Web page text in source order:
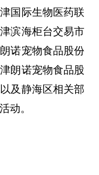
国际生物医药联
滨海柜台交易市
诺宠物食品股份
朗诺宠物食品股
及静海区相关部
动。